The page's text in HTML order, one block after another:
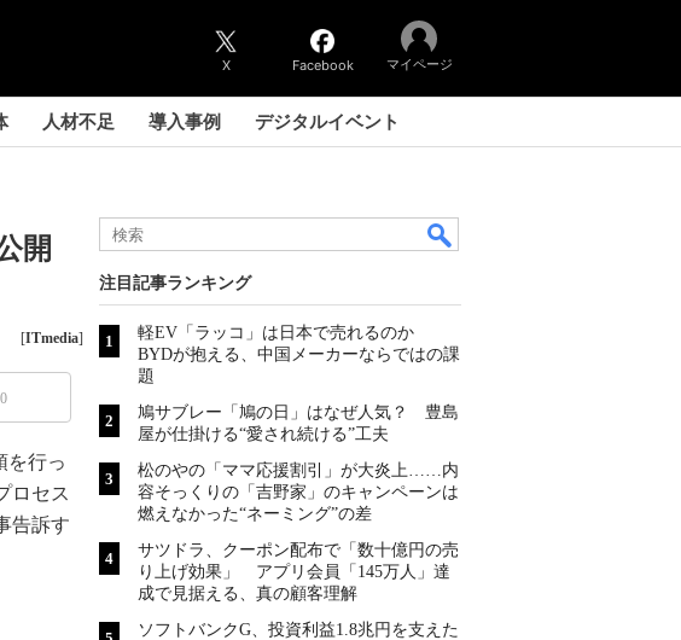
X Facebook マイページ
人材不足 導入事例 デジタルイベント
公開
[ITmedia]
0
を行っ
ロセス
告訴す
注目記事ランキング
軽EV「ラッコ」は日本で売れるのか
BYDが抱える、中国メーカーならではの課
題
鳩サブレー「鳩の日」はなぜ人気？ 豊島
屋が仕掛ける“愛され続ける”工夫
松のやの「ママ応援割引」が大炎上……内
容そっくりの「吉野家」のキャンペーンは
燃えなかった“ネーミング”の差
サツドラ、クーポン配布で「数十億円の売
り上げ効果」 アプリ会員「145万人」達
成で見据える、真の顧客理解
ソフトバンクG、投資利益1.8兆円を支えた